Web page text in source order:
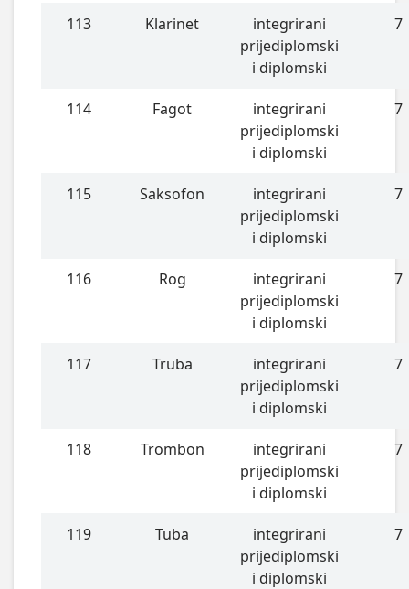
113 Klarinet
integrirani
prijediplomski
i diplomski
7
114 Fagot
integrirani
prijediplomski
i diplomski
7
115 Saksofon
integrirani
prijediplomski
i diplomski
7
116 Rog
integrirani
prijediplomski
i diplomski
7
117 Truba
integrirani
prijediplomski
i diplomski
7
118 Trombon
integrirani
prijediplomski
i diplomski
7
119 Tuba
integrirani
prijediplomski
i diplomski
7